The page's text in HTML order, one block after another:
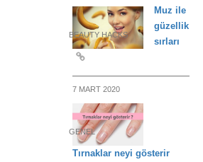
BEAUTY HACKS
Muz ile
güzellik
sırları
7 MART 2020
GENEL
Tırnaklar neyi gösterir